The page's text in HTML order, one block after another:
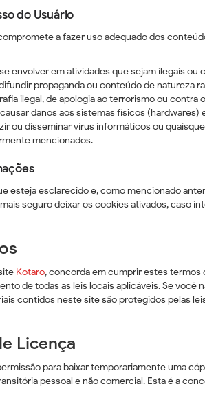
do Usuário
a fazer uso adequado dos
envolver em atividades que sejam ilegais ou
propaganda ou conteúdo de natureza
ilegal, de apologia ao terrorismo ou contra
danos aos sistemas físicos
ou disseminar vírus informáticos ou
mencionados.
esteja esclarecido e, como mencionado
seguro deixar os cookies ativados, caso
Kotaro, concorda em cumprir estes termos
de todas as leis locais aplicáveis. Se
contidos neste site são protegidos pelas
Licença
para baixar temporariamente uma
pessoal e não comercial. Esta é a